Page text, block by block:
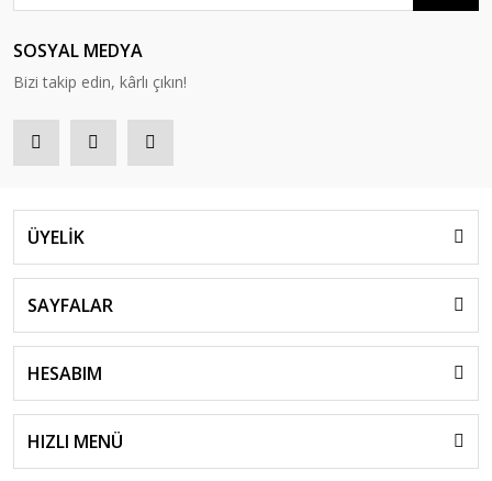
SOSYAL MEDYA
Bizi takip edin, kârlı çıkın!
ÜYELİK
SAYFALAR
HESABIM
HIZLI MENÜ